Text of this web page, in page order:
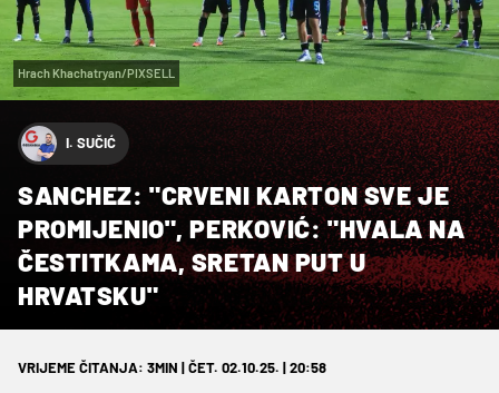
Hrach Khachatryan/PIXSELL
I. SUČIĆ
SANCHEZ: "CRVENI KARTON SVE JE
PROMIJENIO", PERKOVIĆ: "HVALA NA
ČESTITKAMA, SRETAN PUT U
HRVATSKU"
VRIJEME ČITANJA: 3MIN | ČET. 02.10.25. | 20:58